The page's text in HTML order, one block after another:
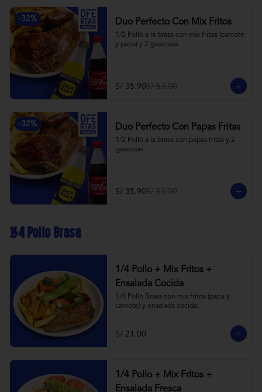
-32% Duo Perfecto Con Mix Fritos
1/2 Pollo a la brasa con mix fritos (camote
y papa) y 2 gaseosas
S/ 35.90S/ 53.00
-32% Duo Perfecto Con Papas Fritas
1/2 Pollo a la brasa con papas fritas y 2
gaseosas
S/ 35.90S/ 53.00
1/4 Pollo Brasa
1/4 Pollo + Mix Fritos +
Ensalada Cocida
1/4 Pollo Brasa con mix fritos (papa y
camote) y ensalada cocida.
S/ 21.00
1/4 Pollo + Mix Fritos +
Ensalada Fresca